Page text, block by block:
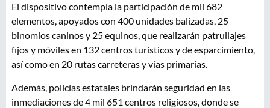
El dispositivo contempla la participación de mil 682
elementos, apoyados con 400 unidades balizadas, 25
binomios caninos y 25 equinos, que realizarán patrullajes
fijos y móviles en 132 centros turísticos y de esparcimiento,
así como en 20 rutas carreteras y vías primarias.
Además, policías estatales brindarán seguridad en las
inmediaciones de 4 mil 651 centros religiosos, donde se